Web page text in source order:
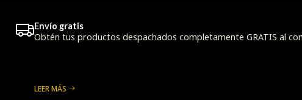
Envío gratis
Obtén tus productos despachados completamente GRATIS al
LEER MÁS